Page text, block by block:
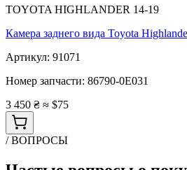
TOYOTA HIGHLANDER 14-19
Камера заднего вида Toyota
Артикул: 91071
Номер запчасти: 86790-0E031
3 450 ₴ ≈ $75
/ ВОПРОСЫ